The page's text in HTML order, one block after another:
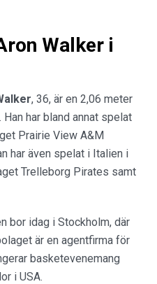
Walker i
, 36, är en 2,06 meter
har bland annat spelat
Prairie View A&M
har även spelat i Italien i
Trelleborg Pirates samt
bor idag i Stockholm, där
är en agentfirma för
basketevenemang
i USA.